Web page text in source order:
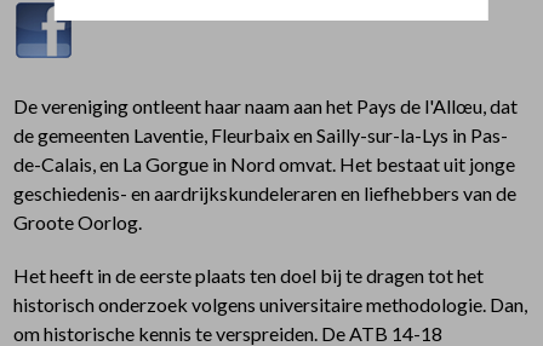
De vereniging ontleent haar naam aan het Pays de l'Allœu, dat
de gemeenten Laventie, Fleurbaix en Sailly-sur-la-Lys in Pas-
de-Calais, en La Gorgue in Nord omvat. Het bestaat uit jonge
geschiedenis- en aardrijkskundeleraren en liefhebbers van de
Groote Oorlog.
Het heeft in de eerste plaats ten doel bij te dragen tot het
historisch onderzoek volgens universitaire methodologie. Dan,
om historische kennis te verspreiden. De ATB 14-18